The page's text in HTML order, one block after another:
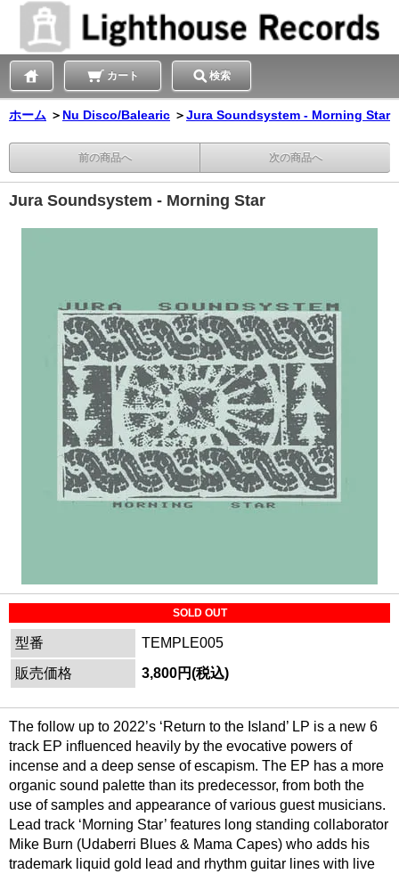
カート 検索
ホーム ＞ Nu Disco/Balearic ＞Jura Soundsystem - Morning Star
前の商品へ 次の商品へ
Jura Soundsystem - Morning Star
SOLD OUT
型番
TEMPLE005
販売価格
3,800円(税込)
The follow up to 2022’s ‘Return to the Island’ LP is a new 6
track EP influenced heavily by the evocative powers of
incense and a deep sense of escapism. The EP has a more
organic sound palette than its predecessor, from both the
use of samples and appearance of various guest musicians.
Lead track ‘Morning Star’ features long standing collaborator
Mike Burn (Udaberri Blues & Mama Capes) who adds his
trademark liquid gold lead and rhythm guitar lines with live